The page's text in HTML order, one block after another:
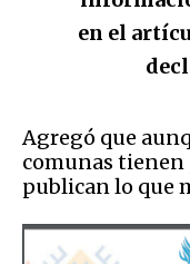
en el
Agregó que
comunas tienen
publican lo que